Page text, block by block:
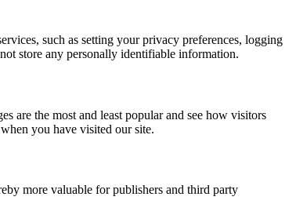
such as setting your privacy preferences, logging
store any personally identifiable information.
are the most and least popular and see how visitors
you have visited our site.
more valuable for publishers and third party